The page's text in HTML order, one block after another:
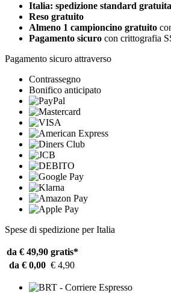
Italia: spedizione standard gratuita
Reso gratuito
Almeno 1 campioncino gratuito
Pagamento sicuro con crittografia
Pagamento sicuro attraverso
Contrassegno
Bonifico anticipato
Spese di spedizione per Italia
da € 49,90 gratis*
da € 0,00 € 4,90